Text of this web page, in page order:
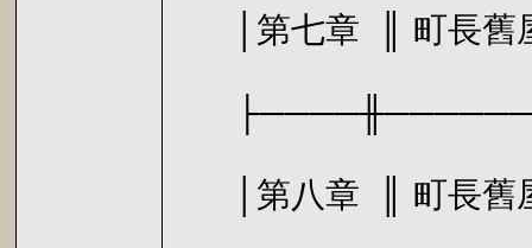
│第七章 ║ 町
│第八章 ║ 町長舊